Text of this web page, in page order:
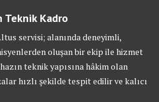
Teknik Kadro
servisi; alanında deneyimli,
oluşan bir ekip ile hizmet
teknik yapısına hâkim olan
hızlı şekilde tespit edilir ve kalıcı